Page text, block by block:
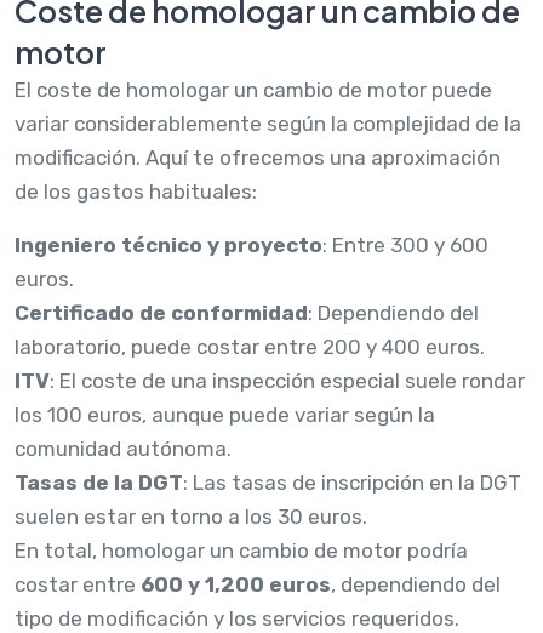
Coste de homologar un cambio de
motor
El coste de homologar un cambio de motor puede
variar considerablemente según la complejidad de la
modificación. Aquí te ofrecemos una aproximación
de los gastos habituales:
Ingeniero técnico y proyecto: Entre 300 y 600
euros.
Certificado de conformidad: Dependiendo del
laboratorio, puede costar entre 200 y 400 euros.
ITV: El coste de una inspección especial suele rondar
los 100 euros, aunque puede variar según la
comunidad autónoma.
Tasas de la DGT: Las tasas de inscripción en la DGT
suelen estar en torno a los 30 euros.
En total, homologar un cambio de motor podría
costar entre 600 y 1,200 euros, dependiendo del
tipo de modificación y los servicios requeridos.